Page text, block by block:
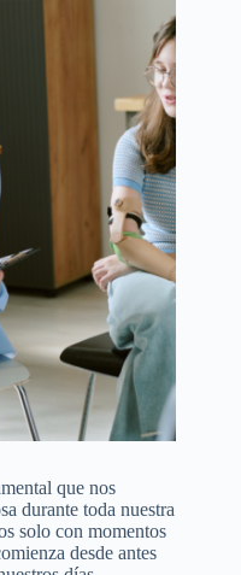
que nos
durante toda nuestra
solo con momentos
desde antes